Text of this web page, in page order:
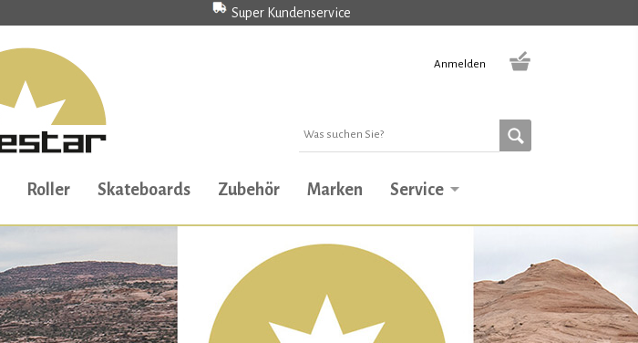
Super Kundenservice
Anmelden
Roller Skateboards Zubehör Marken Service